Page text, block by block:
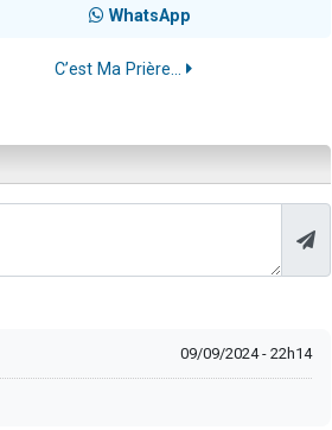
WhatsApp
C’est Ma Prière…
09/09/2024 - 22h14